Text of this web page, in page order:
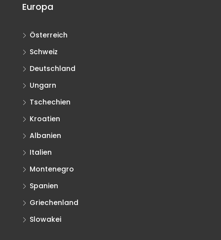
Europa
Österreich
Schweiz
Deutschland
Ungarn
Tschechien
Kroatien
Albanien
Italien
Montenegro
Spanien
Griechenland
Slowakei